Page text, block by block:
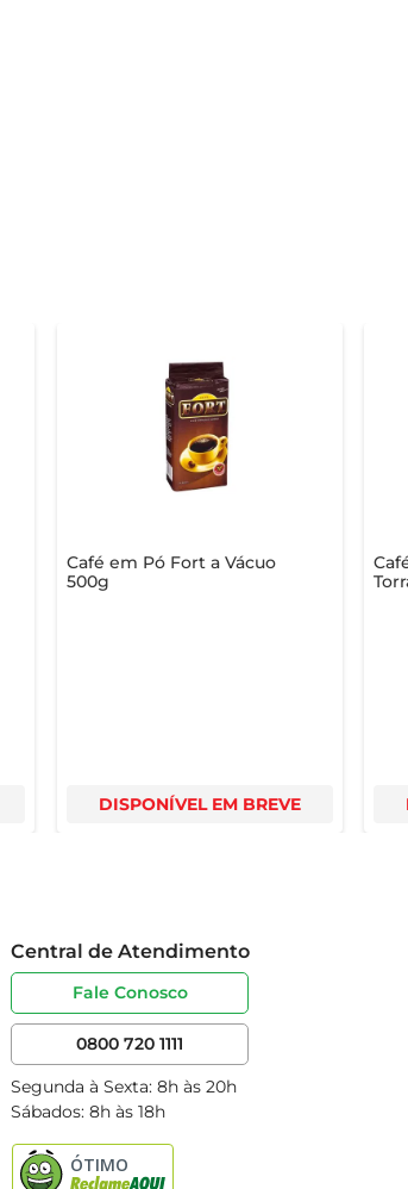
Café em Pó Fort a Vácuo
500g
DISPONÍVEL EM BREVE
Central de Atendimento
Fale Conosco
0800 720 1111
Segunda à Sexta: 8h às 20h
Sábados: 8h às 18h